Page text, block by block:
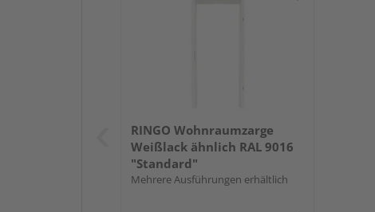
RINGO Wohnraumzarge
Weißlack ähnlich RAL 9016
"Standard"
Mehrere Ausführungen erhältlich